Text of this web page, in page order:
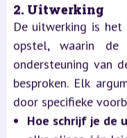
2. Uitwerking
De uitwerking is
opstel, waarin de
ondersteuning van
besproken. Elk
door specifieke
Hoe schrijf je de